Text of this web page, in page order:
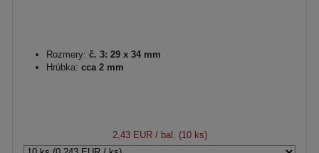
Rozmery: č. 3: 29 x 34 mm
Hrúbka: cca 2 mm
2,43 EUR/ bal. (10 ks)